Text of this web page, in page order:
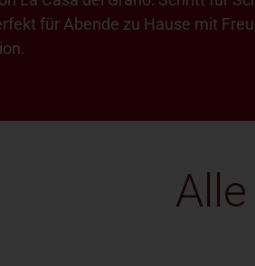
für Abende zu Hause mit